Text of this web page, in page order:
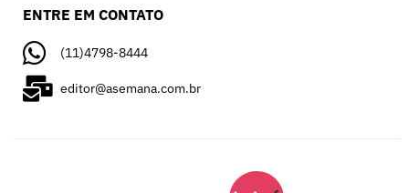
ENTRE EM CONTATO
(11)4798-8444
editor@asemana.com.br